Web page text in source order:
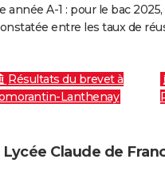
A-1 : pour le bac
entre les taux de
Résultats du brevet à
Lanthenay
Claude de